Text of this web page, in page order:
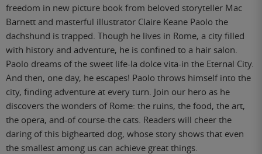
freedom in new picture book from beloved storyteller Mac
Barnett and masterful illustrator Claire Keane Paolo the
dachshund is trapped. Though he lives in Rome, a city filled
with history and adventure, he is confined to a hair salon.
Paolo dreams of the sweet life-la dolce vita-in the Eternal City.
And then, one day, he escapes! Paolo throws himself into the
city, finding adventure at every turn. Join our hero as he
discovers the wonders of Rome: the ruins, the food, the art,
the opera, and-of course-the cats. Readers will cheer the
daring of this bighearted dog, whose story shows that even
the smallest among us can achieve great things.